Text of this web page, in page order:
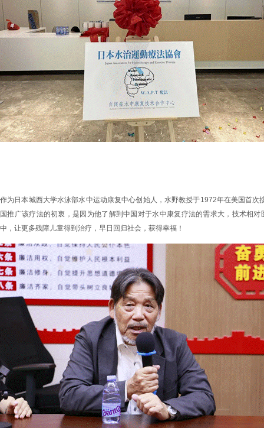
作为日本城西大学水泳部水中运动康复中心创始人，水野教授于1972年在美国首次
国推广该疗法的初衷，是因为他了解到中国对于水中康复疗法的需求大，技术相
中，让更多残障儿童得到治疗，早日回归社会，获得幸福！